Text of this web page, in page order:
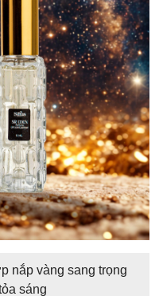
nắp vàng sang trọng
sáng